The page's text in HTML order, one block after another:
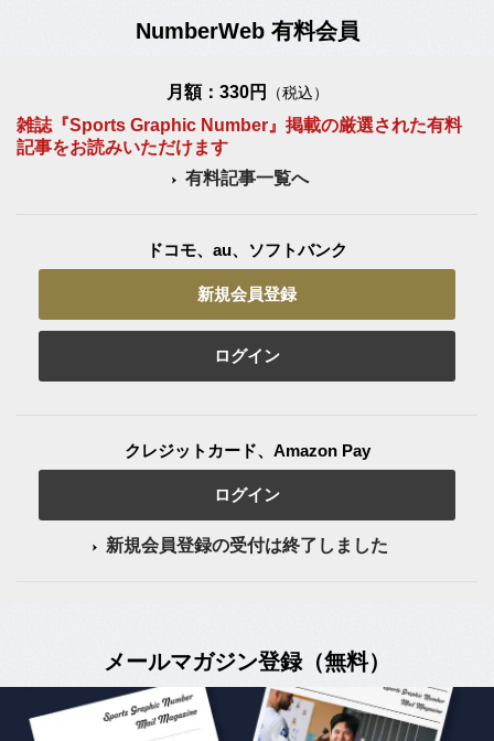
NumberWeb 有料会員
月額：330円 （税込）
雑誌『Sports Graphic Number』掲載の厳選された有料
記事をお読みいただけます
有料記事一覧へ
ドコモ、au、ソフトバンク
新規会員登録
ログイン
クレジットカード、Amazon Pay
ログイン
新規会員登録の受付は終了しました
メールマガジン登録（無料）